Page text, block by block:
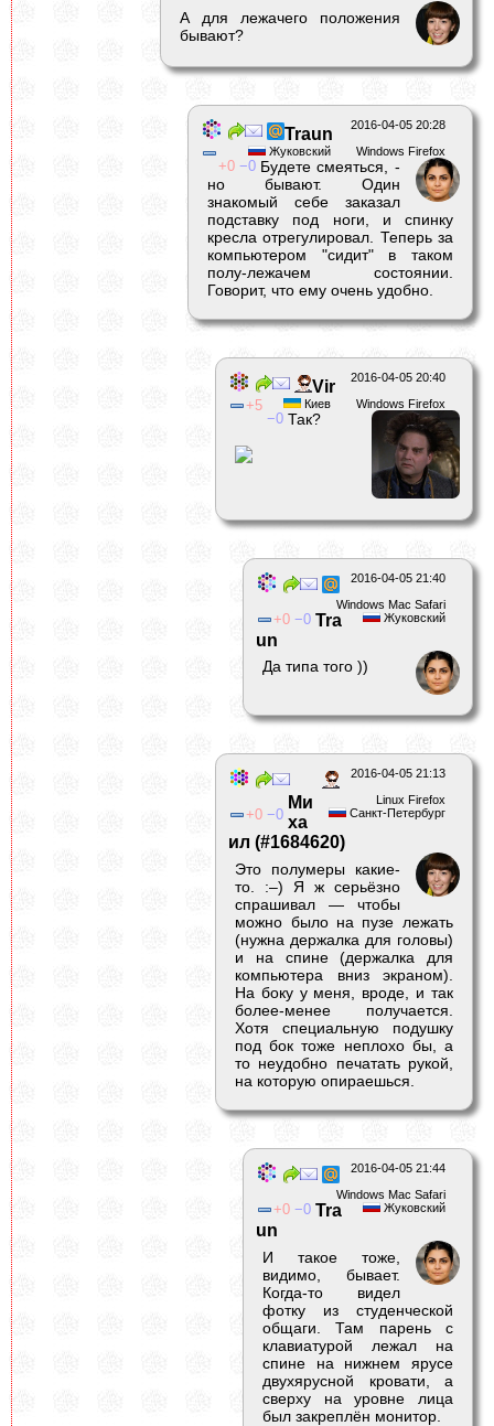
А для лежачего положения
бывают?
2016-04-05 20:28
Windows Firefox
Жуковский
0 0
Traun
Будете смеяться, -
но бывают. Один
знакомый себе заказал
подставку под ноги, и спинку
кресла отрегулировал. Теперь за
компьютером "сидит" в таком
полу-лежачем состоянии.
Говорит, что ему очень удобно.
2016-04-05 20:40
Windows Firefox
Киев
5
0
Vir
Так?
2016-04-05 21:40
Windows Mac Safari
Жуковский
0 0 Tra
un
Да типа того ))
2016-04-05 21:13
Linux Firefox
Санкт-Петербург
0 0
Ми
ха
ил (#1684620)
Это полумеры какие-
то. :–) Я ж серьёзно
спрашивал — чтобы
можно было на пузе лежать
(нужна держалка для головы)
и на спине (держалка для
компьютера вниз экраном).
На боку у меня, вроде, и так
более-менее получается.
Хотя специальную подушку
под бок тоже неплохо бы, а
то неудобно печатать рукой,
на которую опираешься.
2016-04-05 21:44
Windows Mac Safari
Жуковский
0 0 Tra
un
И такое тоже,
видимо, бывает.
Когда-то видел
фотку из студенческой
общаги. Там парень с
клавиатурой лежал на
спине на нижнем ярусе
двухярусной кровати, а
сверху на уровне лица
был закреплён монитор.